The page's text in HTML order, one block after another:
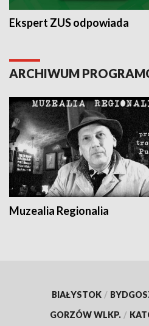
Ekspert ZUS odpowiada
ARCHIWUM
Muzealia Regionalia
BIAŁYSTOK /
GORZÓW WLKP. /